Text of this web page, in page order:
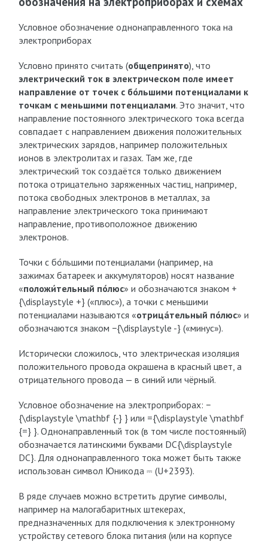
Условное обозначение однонаправленного тока на
электроприборах
Условно принято считать (общепринято), что
электрический ток в электрическом поле имеет
направление от точек с бо́льшими потенциалами к
точкам с меньшими потенциалами. Это значит, что
направление постоянного электрического тока всегда
совпадает с направлением движения положительных
электрических зарядов, например положительных
ионов в электролитах и газах. Там же, где
электрический ток создаётся только движением
потока отрицательно заряженных частиц, например,
потока свободных электронов в металлах, за
направление электрического тока принимают
направление, противоположное движению
электронов.
Точки с бо́льшими потенциалами (например, на
зажимах батареек и аккумуляторов) носят название
«положи́тельный по́люс» и обозначаются знаком +
{\displaystyle +} («плюс»), а точки с меньшими
потенциалами называются «отрица́тельный по́люс» и
обозначаются знаком −{\displaystyle -} («минус»).
Исторически сложилось, что электрическая изоляция
положительного провода окрашена в красный цвет, а
отрицательного провода — в синий или чёрный.
Условное обозначение на электроприборах: −
{\displaystyle \mathbf {-} } или ={\displaystyle \mathbf
{=} }. Однонаправленный ток (в том числе постоянный)
обозначается латинскими буквами DC{\displaystyle
DC}. Для однонаправленного тока может быть также
использован символ Юникода ⎓ (U+2393).
В ряде случаев можно встретить другие символы,
например на малогабаритных штекерах,
предназначенных для подключения к электронному
устройству сетевого блока питания (или на корпусе